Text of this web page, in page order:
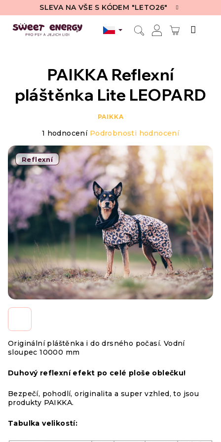
obsah
SLEVA NA VŠE S KÓDEM "LETO26"
Originální pláštěnka i do drsného počasí. Vodní
sloupec 10000 mm
Duhový reflexní efekt po celé ploše oblečku!
Bezpečí, pohodlí, originalita a super vzhled, to jsou
produkty PAIKKA.
Tabulka velikostí:
PAIKKA Reflexní
pláštěnka Lite LEOPARD
PAIKKA
Průměrné
produktu
je
5,0
z
hvězdiček.
1 hodnocení Podrobnosti hodnocení
Reflexní